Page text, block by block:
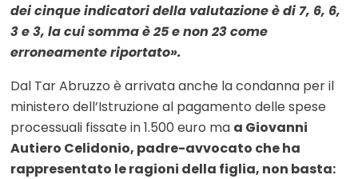
dei cinque indicatori della valutazione è di 7, 6, 6,
3 e 3, la cui somma è 25 e non 23 come
erroneamente riportato».
Dal Tar Abruzzo è arrivata anche la condanna per il
ministero dell’Istruzione al pagamento delle spese
processuali fissate in 1.500 euro ma a Giovanni
Autiero Celidonio, padre-avvocato che ha
rappresentato le ragioni della figlia, non basta: